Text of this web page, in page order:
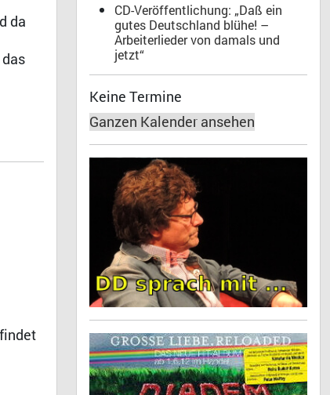
da
findet
CD-Veröffentlichung: „Daß ein
gutes Deutschland blühe! –
Arbeiterlieder von damals und
jetzt“
Keine Termine
Ganzen Kalender ansehen